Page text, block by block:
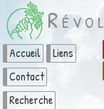
Accueil
Liens
Contact
Recherche